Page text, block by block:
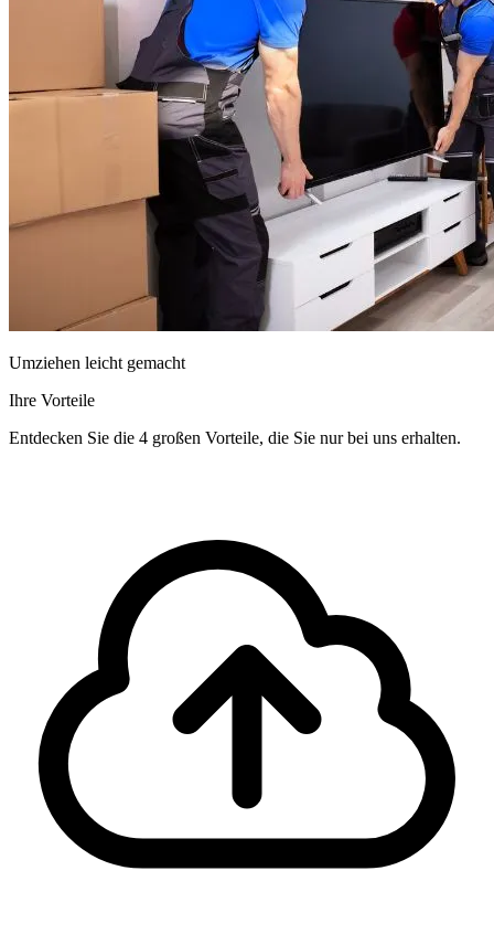
Umziehen leicht gemacht
Ihre Vorteile
Entdecken Sie die 4 großen Vorteile, die Sie nur bei uns erhalten.